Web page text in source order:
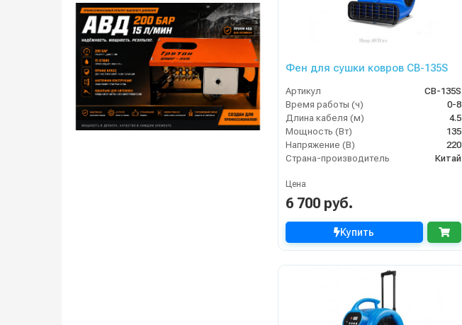
Фен для сушки ковров CB-135S
Артикул
CB-135S
Время работы (ч)
0-8
Длина кабеля (м)
4.5
Мощность (Вт)
135
Напряжение (В)
220
Страна-производитель
Китай
Цена
6 700 руб.
Купить